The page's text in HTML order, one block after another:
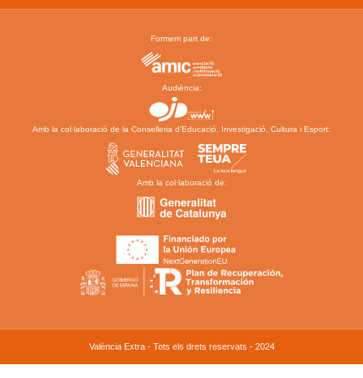
Formem part de:
Audiència:
Amb la col·laboració de la Conselleria d’Educació, Investigació, Cultura i Esport:
Amb la col·laboració de:
València Extra - Tots els drets reservats - 2024